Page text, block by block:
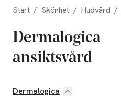
Start / Skönhet / Hudvård /
Dermalogica
ansiktsvård
Hoppa till produktsidan
Dermalogica